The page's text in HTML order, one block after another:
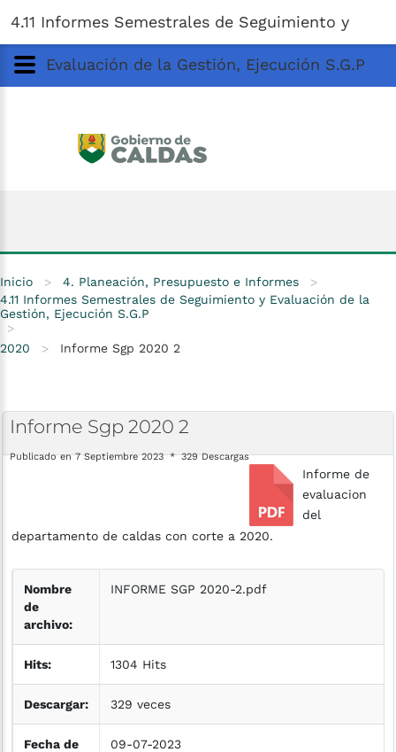
Gobernación de Caldas
4.11 Informes Semestrales de Seguimiento y
Evaluación de la Gestión, Ejecución S.G.P
Inicio > 4. Planeación, Presupuesto e Informes
>
4.11 Informes Semestrales de Seguimiento y Evaluación de la
Gestión, Ejecución S.G.P
>
2020
> Informe Sgp 2020 2
Informe Sgp 2020 2
Publicado en 7 Septiembre 2023 329 Descargas
Informe de
evaluacion
del
departamento de caldas con corte a 2020.
Nombre
de
archivo:
INFORME SGP 2020-2.pdf
Hits: 1304 Hits
Descargar: 329 veces
Fecha de
09-07-2023